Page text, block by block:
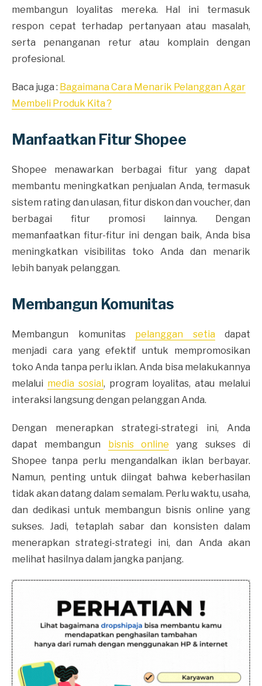
membangun loyalitas mereka. Hal ini termasuk
respon cepat terhadap pertanyaan atau masalah,
serta penanganan retur atau komplain dengan
profesional.
Baca juga : Bagaimana Cara Menarik Pelanggan Agar
Membeli Produk Kita ?
Manfaatkan Fitur Shopee
Shopee menawarkan berbagai fitur yang dapat
membantu meningkatkan penjualan Anda, termasuk
sistem rating dan ulasan, fitur diskon dan voucher, dan
berbagai fitur promosi lainnya. Dengan
memanfaatkan fitur-fitur ini dengan baik, Anda bisa
meningkatkan visibilitas toko Anda dan menarik
lebih banyak pelanggan.
Membangun Komunitas
Membangun komunitas pelanggan setiadapat
menjadi cara yang efektif untuk mempromosikan
toko Anda tanpa perlu iklan. Anda bisa melakukannya
melalui media sosial, program loyalitas, atau melalui
interaksi langsung dengan pelanggan Anda.
Dengan menerapkan strategi-strategi ini, Anda
dapat membangun bisnis online yang sukses di
Shopee tanpa perlu mengandalkan iklan berbayar.
Namun, penting untuk diingat bahwa keberhasilan
tidak akan datang dalam semalam. Perlu waktu, usaha,
dan dedikasi untuk membangun bisnis online yang
sukses. Jadi, tetaplah sabar dan konsisten dalam
menerapkan strategi-strategi ini, dan Anda akan
melihat hasilnya dalam jangka panjang.